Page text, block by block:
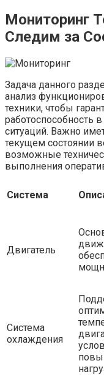
Мониторинг
Следим за
Задача данного
анализ
техники, чтобы
работоспособность
ситуаций. Важно
текущем состоянии
возможные
выполнения
Система
Двигатель
Система
охлаждения